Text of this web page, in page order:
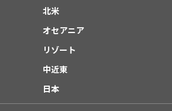
北米
オセアニア
リゾート
中近東
日本